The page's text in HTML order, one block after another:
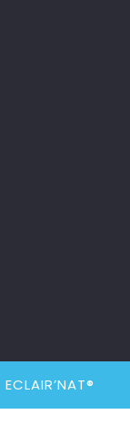
ECLAIR’NAT®